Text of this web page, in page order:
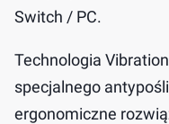
Switch / PC.
Technologia
specjalnego
ergonomiczne